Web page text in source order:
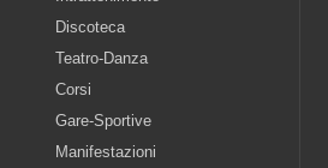
Discoteca
Teatro-Danza
Corsi
Gare-Sportive
Manifestazioni